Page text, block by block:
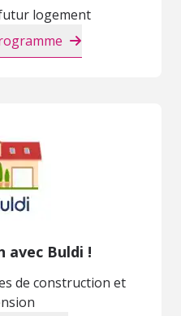
logement
avec Buldi !
de construction et